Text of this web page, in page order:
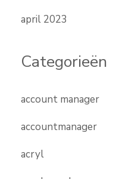
april 2023
Categorieën
account manager
accountmanager
acryl